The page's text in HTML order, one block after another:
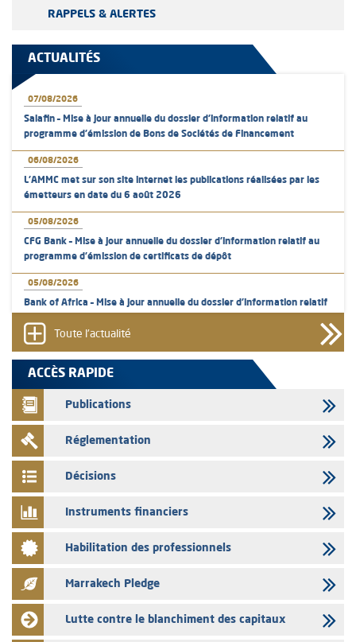
RAPPELS & ALERTES
ACTUALITÉS
07/08/2026
Salafin – Mise à jour annuelle du dossier d’information relatif au
programme d'émission de Bons de Sociétés de Financement
06/08/2026
L’AMMC met sur son site internet les publications réalisées par les
émetteurs en date du 6 août 2026
05/08/2026
CFG Bank – Mise à jour annuelle du dossier d’information relatif au
programme d'émission de certificats de dépôt
05/08/2026
Bank of Africa – Mise à jour annuelle du dossier d’information relatif
05/08/2026
L’AMMC met sur son site internet les publications réalisées par les
émetteurs en date du 5 août 2026
04/08/2026
L’AMMC met sur son site internet les publications réalisées par les
émetteurs en date du 4 août 2026
Saham Bank – Mise à jour annuelle du dossier d’information relatif au
03/08/2026
L’AMMC met sur son site internet les publications réalisées par les
émetteurs en date du 3 août 2026
03/08/2026
Liste des agréments et visas d'OPCVM accordés par l'AMMC pour le
mois de juillet 2026
Toute l'actualité
ACCÈS RAPIDE
Publications
Réglementation
Décisions
Instruments financiers
Habilitation des professionnels
Marrakech Pledge
Lutte contre le blanchiment des capitaux